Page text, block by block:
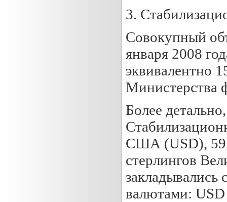
3.
Совокупный
января 2008
эквивалентно
Министерства
Более
США (USD),
стерлингов
валютами: